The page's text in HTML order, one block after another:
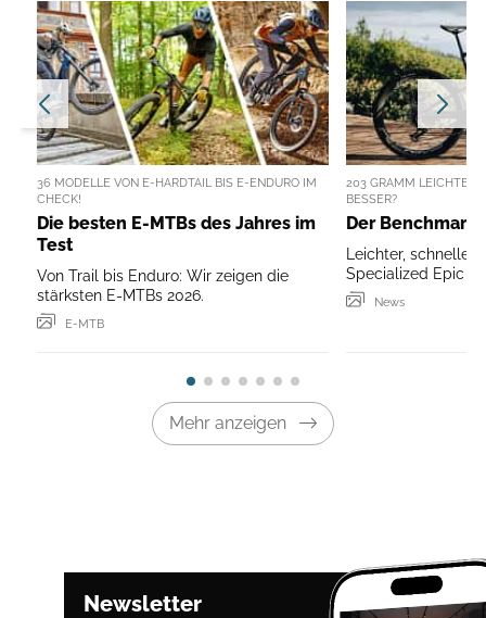
36 MODELLE VON E-HARDTAIL BIS E-ENDURO IM
CHECK!
Die besten E-MTBs des Jahres im
Test
Von Trail bis Enduro: Wir zeigen die
stärksten E-MTBs 2026.
E-MTB
203 GRAMM LEICHTER,
BESSER?
Der
Leichter, schneller
Specialized Epic 9
News
Mehr anzeigen
Newsletter